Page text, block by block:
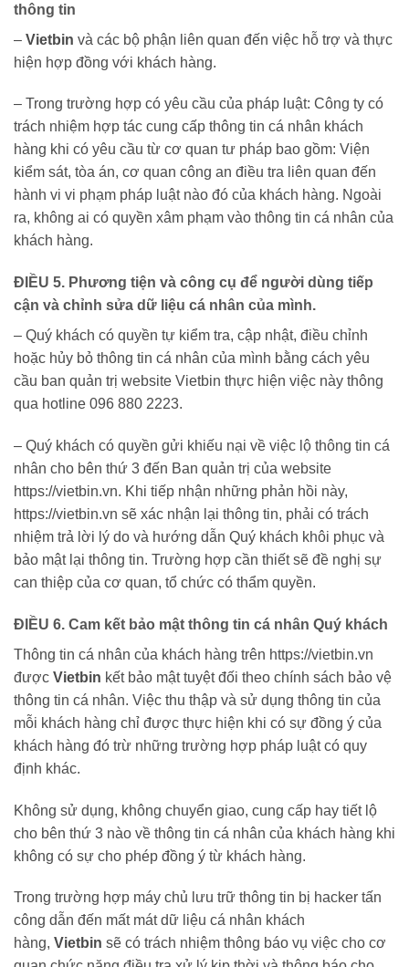
thông tin
– Vietbin và các bộ phận liên quan đến việc hỗ trợ và thực
hiện hợp đồng với khách hàng.
– Trong trường hợp có yêu cầu của pháp luật: Công ty có
trách nhiệm hợp tác cung cấp thông tin cá nhân khách
hàng khi có yêu cầu từ cơ quan tư pháp bao gồm: Viện
kiểm sát, tòa án, cơ quan công an điều tra liên quan đến
hành vi vi phạm pháp luật nào đó của khách hàng. Ngoài
ra, không ai có quyền xâm phạm vào thông tin cá nhân của
khách hàng.
ĐIỀU 5. Phương tiện và công cụ để người dùng tiếp
cận và chỉnh sửa dữ liệu cá nhân của mình.
– Quý khách có quyền tự kiểm tra, cập nhật, điều chỉnh
hoặc hủy bỏ thông tin cá nhân của mình bằng cách yêu
cầu ban quản trị website Vietbin thực hiện việc này thông
qua hotline 096 880 2223.
– Quý khách có quyền gửi khiếu nại về việc lộ thông tin cá
nhân cho bên thứ 3 đến Ban quản trị của website
https://vietbin.vn. Khi tiếp nhận những phản hồi này,
https://vietbin.vn sẽ xác nhận lại thông tin, phải có trách
nhiệm trả lời lý do và hướng dẫn Quý khách khôi phục và
bảo mật lại thông tin. Trường hợp cần thiết sẽ đề nghị sự
can thiệp của cơ quan, tổ chức có thẩm quyền.
ĐIỀU 6. Cam kết bảo mật thông tin cá nhân Quý khách
Thông tin cá nhân của khách hàng trên https://vietbin.vn
được Vietbin kết bảo mật tuyệt đối theo chính sách bảo vệ
thông tin cá nhân. Việc thu thập và sử dụng thông tin của
mỗi khách hàng chỉ được thực hiện khi có sự đồng ý của
khách hàng đó trừ những trường hợp pháp luật có quy
định khác.
Không sử dụng, không chuyển giao, cung cấp hay tiết lộ
cho bên thứ 3 nào về thông tin cá nhân của khách hàng khi
không có sự cho phép đồng ý từ khách hàng.
Trong trường hợp máy chủ lưu trữ thông tin bị hacker tấn
công dẫn đến mất mát dữ liệu cá nhân khách
hàng, Vietbin sẽ có trách nhiệm thông báo vụ việc cho cơ